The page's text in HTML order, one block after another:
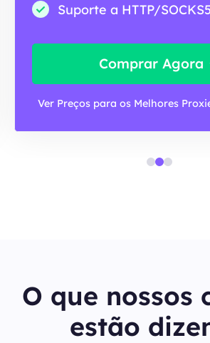
Suporte a HTTP/SOCKS5
Comprar Agora
Ver Preços para os Melhores
O que nossos
estão